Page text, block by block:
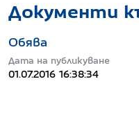
Документи
Обява
Дата на публикуване
01.07.2016 16:38:34